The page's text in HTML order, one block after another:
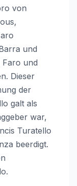
von
und
Faro und
Dieser
der
galt als
war,
Turatello
beerdigt.